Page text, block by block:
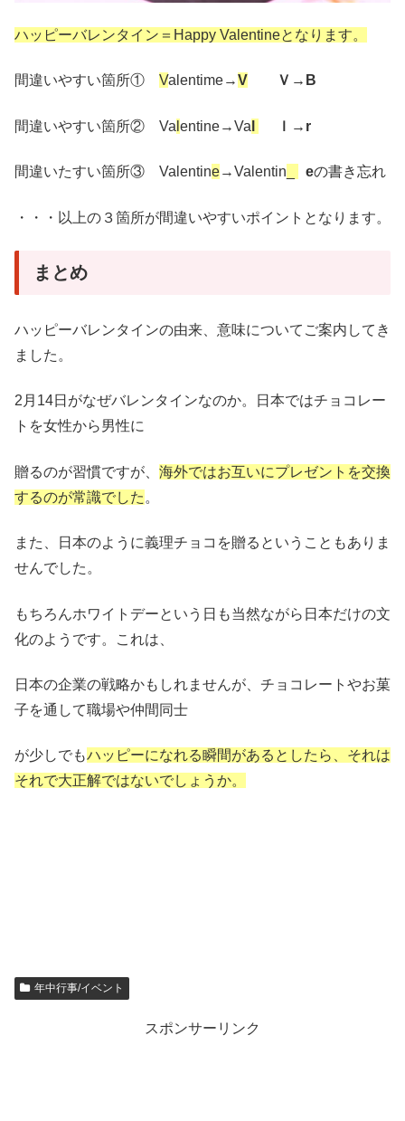
ハッピーバレンタイン＝Happy Valentineとなります。
間違いやすい箇所① Valentime→V Ｖ→B
間違いやすい箇所② Va entine→Va ｌ→r
間違いたすい箇所③ Valentine→Valentin eの書き忘れ
・・・以上の３箇所が間違いやすいポイントとなります。
まとめ
ハッピーバレンタインの由来、意味についてご案内してき
ました。
2月14日がなぜバレンタインなのか。日本ではチョコレー
トを女性から男性に
贈るのが習慣ですが、 海外ではお互いにプレゼントを交換
するのが常識でした 。
また、日本のように義理チョコを贈るということもありま
せんでした。
もちろんホワイトデーという日も当然ながら日本だけの文
化のようです。これは、
日本の企業の戦略かもしれませんが、チョコレートやお菓
子を通して職場や仲間同士
が少しでもハッピーになれる瞬間があるとしたら、それは
それで大正解ではないでしょうか。
年中行事/イベント
スポンサーリンク